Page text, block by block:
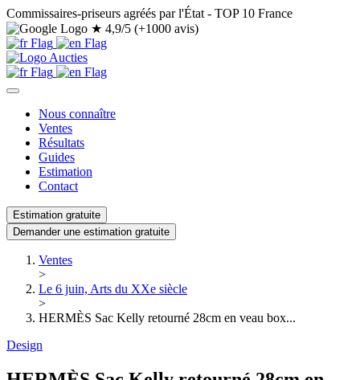
Commissaires-priseurs agréés par l'État - TOP 10 France
★ 4,9/5 (+1000 avis)
Nous connaître
Ventes
Résultats
Guides
Estimation
Contact
Estimation gratuite
Demander une estimation gratuite
Ventes
>
Le 6 juin, Arts du XXe siècle
>
HERMÈS Sac Kelly retourné 28cm en veau box...
Design